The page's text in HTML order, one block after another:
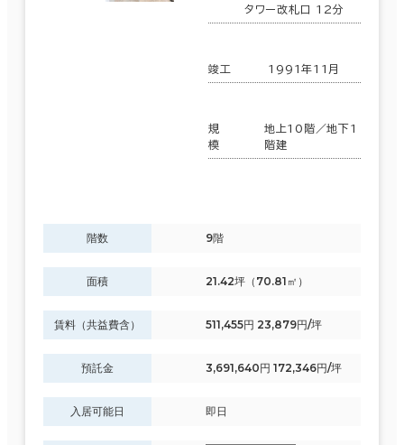
タワー改札口 12分
竣工 1991年11月
規
模
地上10階／地下1
階建
階数 9階
面積 21.42坪（70.81㎡）
賃料（共益費含） 511,455円 23,879円/坪
預託金 3,691,640円 172,346円/坪
入居可能日 即日